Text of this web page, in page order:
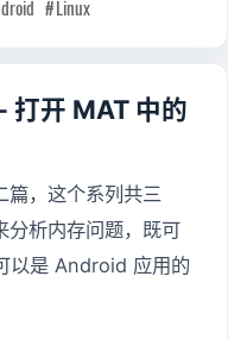
Linux
打开 MAT 中的
篇，这个系列共三
分析内存问题，既可
以是 Android 应用的